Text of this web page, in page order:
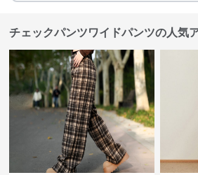
チェックパンツワイドパンツの人気